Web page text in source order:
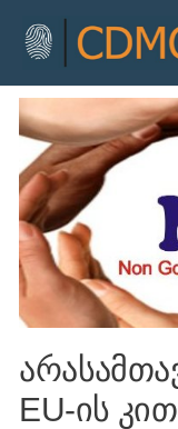
EU-ის